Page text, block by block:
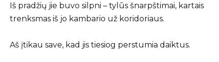
Iš pradžių jie buvo silpni – tylūs šnarpštimai, kartais
trenksmas iš jo kambario už koridoriaus.
Aš įtikau save, kad jis tiesiog perstumia daiktus.